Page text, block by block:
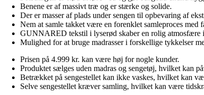
Benene er af massivt træ og er stærke og solide.
Der er masser af plads under sengen til opbevaring af
Nem at samle takket være en forenklet samleproces med
GUNNARED tekstil i lyserød skaber en rolig atmosfære
Mulighed for at bruge madrasser i forskellige tykkelser
Prisen på 4.999 kr. kan være høj for nogle kunder.
Produktet sælges uden madras og sengetøj, hvilket kan
Betrækket på sengestellet kan ikke vaskes, hvilket kan
Selve sengestellet kræver samling, hvilket kan være